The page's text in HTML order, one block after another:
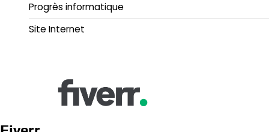
Progrès informatique
Site Internet